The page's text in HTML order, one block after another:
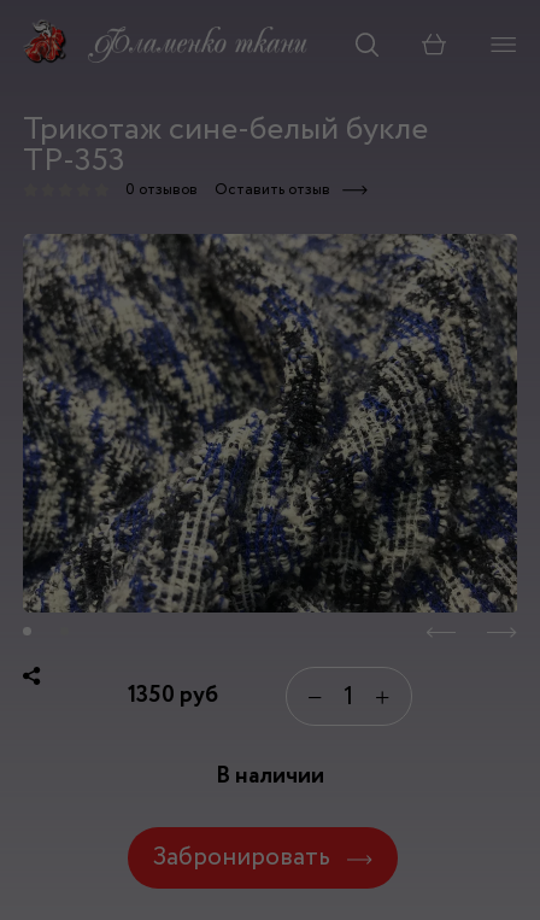
Корзина
Трикотаж сине-белый букле
ТР-353
0 отзывов Оставить отзыв
1350 руб − +
В наличии
Забронировать